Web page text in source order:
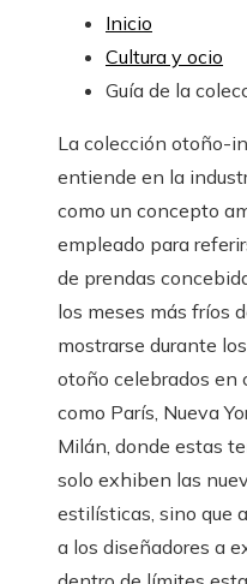
Inicio
Cultura y ocio
Guía de la
La colección otoño-
entiende en la
como un concepto
empleado para
de prendas
los meses más fríos
mostrarse durante
otoño celebrados en
como París, Nueva
Milán, donde estas
solo exhiben las
estilísticas, sino que
a los diseñadores a